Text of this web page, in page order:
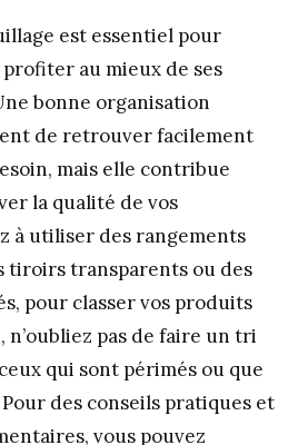
est essentiel pour
au mieux de ses
bonne organisation
de retrouver facilement
mais elle contribue
la qualité de vos
à utiliser des rangements
tiroirs transparents ou des
pour classer vos produits
n’oubliez pas de faire un tri
qui sont périmés ou que
des conseils pratiques et
vous pouvez